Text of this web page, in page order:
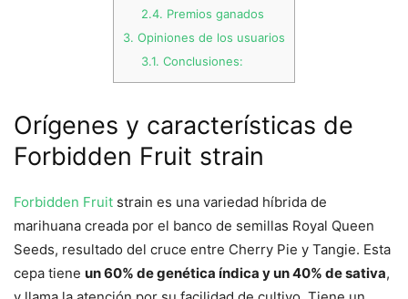
2.4. Premios ganados
3. Opiniones de los usuarios
3.1. Conclusiones:
Orígenes y características de
Forbidden Fruit strain
Forbidden Fruit strain es una variedad híbrida de
marihuana creada por el banco de semillas Royal Queen
Seeds, resultado del cruce entre Cherry Pie y Tangie. Esta
cepa tiene un 60% de genética índica y un 40% de sativa,